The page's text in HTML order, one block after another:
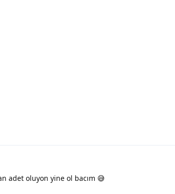
adet oluyon yine ol bacım 😅